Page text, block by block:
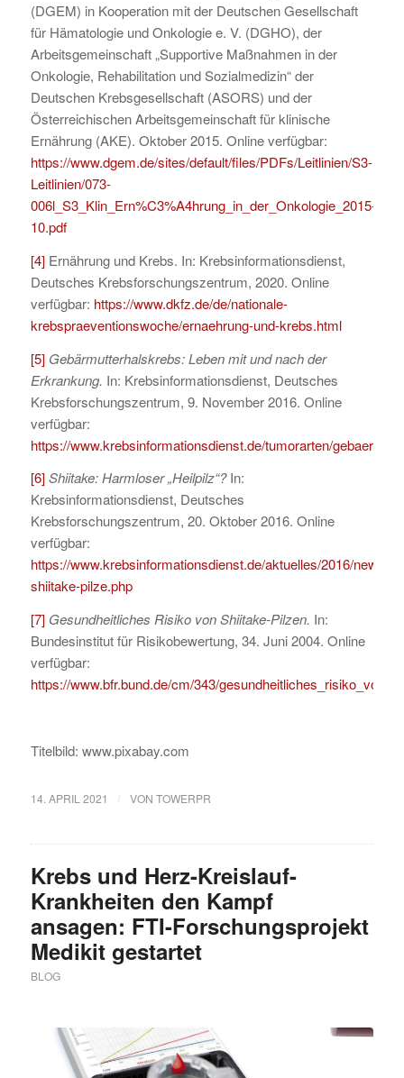
(DGEM) in Kooperation mit der Deutschen Gesellschaft
für Hämatologie und Onkologie e. V. (DGHO), der
Arbeitsgemeinschaft „Supportive Maßnahmen in der
Onkologie, Rehabilitation und Sozialmedizin“ der
Deutschen Krebsgesellschaft (ASORS) und der
Österreichischen Arbeitsgemeinschaft für klinische
Ernährung (AKE). Oktober 2015. Online verfügbar:
https://www.dgem.de/sites/default/files/PDFs/Leitlinien/S3-
Leitlinien/073-
006l_S3_Klin_Ern%C3%A4hrung_in_der_Onkologie_2015-
10.pdf
[4]Ernährung und Krebs. In: Krebsinformationsdienst,
Deutsches Krebsforschungszentrum, 2020. Online
verfügbar: https://www.dkfz.de/de/nationale-
krebspraeventionswoche/ernaehrung-und-krebs.html
[5] Gebärmutterhalskrebs: Leben mit und nach der
Erkrankung. In: Krebsinformationsdienst, Deutsches
Krebsforschungszentrum, 9. November 2016. Online
verfügbar:
https://www.krebsinformationsdienst.de/tumorarten/
[6] Shiitake: Harmloser „Heilpilz“?In:
Krebsinformationsdienst, Deutsches
Krebsforschungszentrum, 20. Oktober 2016. Online
verfügbar:
https://www.krebsinformationsdienst.de/aktuelles/2016/news78-
shiitake-pilze.php
[7] Gesundheitliches Risiko von Shiitake-Pilzen. In:
Bundesinstitut für Risikobewertung, 34. Juni 2004. Online
verfügbar:
https://www.bfr.bund.de/cm/343/
Titelbild: www.pixabay.com
14. APRIL 2021 / VON TOWERPR
Krebs und Herz-Kreislauf-
Krankheiten den Kampf
ansagen: FTI-Forschungsprojekt
Medikit gestartet
BLOG